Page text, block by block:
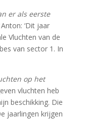
er als eerste
Anton: ‘Dit jaar
Vluchten van de
van sector 1. In
op het
vluchten heb
beschikking. Die
jaarlingen krijgen